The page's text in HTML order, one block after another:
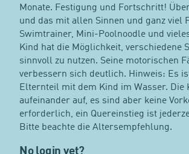
Monate. Festigung und Fortschritt!
und das mit allen Sinnen und ganz viel
Swimtrainer, Mini-Poolnoodle und
Kind hat die Möglichkeit, verschiedene
sinnvoll zu nutzen. Seine motorischen
verbessern sich deutlich. Hinweis: Es
Elternteil mit dem Kind im Wasser. Die
aufeinander auf, es sind aber keine
erforderlich, ein Quereinstieg ist
Bitte beachte die Altersempfehlung.
No login yet?